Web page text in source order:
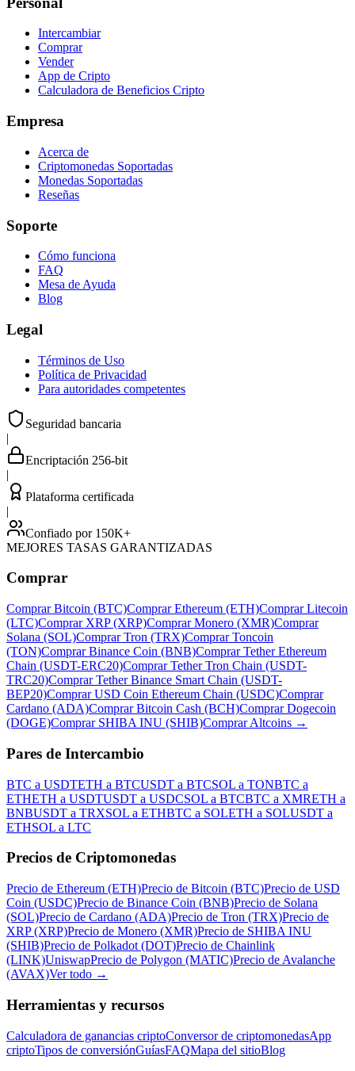
Intercambiar
Comprar
Vender
App de Cripto
Calculadora de Beneficios Cripto
Empresa
Acerca de
Criptomonedas Soportadas
Monedas Soportadas
Reseñas
Soporte
Cómo funciona
FAQ
Mesa de Ayuda
Blog
Legal
Términos de Uso
Política de Privacidad
Para autoridades competentes
Seguridad bancaria
|
Encriptación 256-bit
|
Plataforma certificada
|
Confiado por 150K+
MEJORES TASAS GARANTIZADAS
Comprar
Comprar Bitcoin (BTC)Comprar Ethereum (ETH)Comprar Litecoin
(LTC)Comprar XRP (XRP)Comprar Monero (XMR)Comprar
Solana (SOL)Comprar Tron (TRX)Comprar Toncoin
(TON)Comprar Binance Coin (BNB)Comprar Tether Ethereum
Chain (USDT-ERC20)Comprar Tether Tron Chain (USDT-
TRC20)Comprar Tether Binance Smart Chain (USDT-
BEP20)Comprar USD Coin Ethereum Chain (USDC)Comprar
Cardano (ADA)Comprar Bitcoin Cash (BCH)Comprar Dogecoin
(DOGE)Comprar SHIBA INU (SHIB)Comprar Altcoins →
Pares de Intercambio
BTC a USDTETH a BTCUSDT a BTCSOL a TONBTC a
ETHETH a USDTUSDT a USDCSOL a BTCBTC a XMRETH a
BNBUSDT a TRXSOL a ETHBTC a SOLETH a SOLUSDT a
ETHSOL a LTC
Precios de Criptomonedas
Precio de Ethereum (ETH)Precio de Bitcoin (BTC)Precio de USD
Coin (USDC)Precio de Binance Coin (BNB)Precio de Solana
(SOL)Precio de Cardano (ADA)Precio de Tron (TRX)Precio de
XRP (XRP)Precio de Monero (XMR)Precio de SHIBA INU
(SHIB)Precio de Polkadot (DOT)Precio de Chainlink
(LINK)UniswapPrecio de Polygon (MATIC)Precio de Avalanche
(AVAX)Ver todo →
Herramientas y recursos
Calculadora de ganancias criptoConversor de criptomonedasApp
criptoTipos de conversiónGuíasFAQMapa del sitioBlog